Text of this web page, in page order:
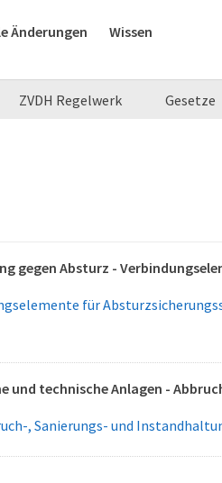
Änderungen Wissen
ZVDH Regelwerk Gesetze
gegen Absturz -
für
und technische Anlagen -
, Sanierungs- und